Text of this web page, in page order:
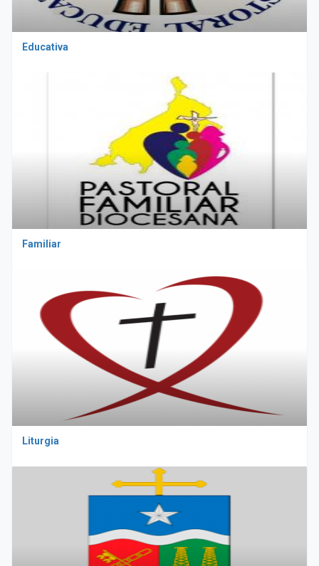
Educativa
Familiar
Liturgia